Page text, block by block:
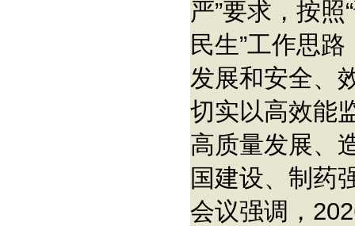
严”要求，按
民生”工作思
发展和安全、
切实以高效能
高质量发展、
国建设、制药
会议强调，